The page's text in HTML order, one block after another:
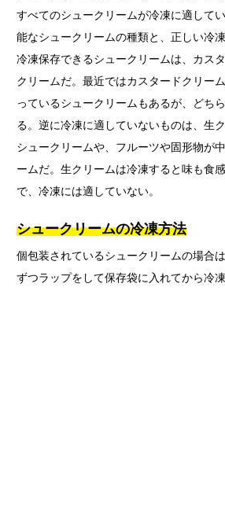
すべてのシュークリームが冷凍に適して
能なシュークリームの種類と、正しい冷
冷凍保存できるシュークリームは、カス
クリームだ。最近ではカスタードクリー
っているシュークリームもあるが、どち
る。逆に冷凍に適していないものは、生
シュークリームや、フルーツや固形物が
ームだ。生クリームは冷凍すると味も食
で、冷凍には適していない。
シュークリームの冷凍方法
個包装されているシュークリームの場合
ずつラップをして保存袋に入れてから冷凍